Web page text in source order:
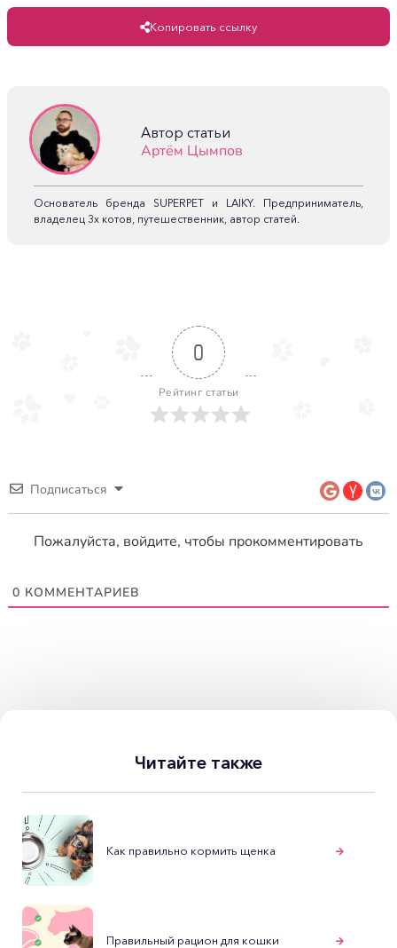
Копировать ссылку
Автор статьи
Артём Цымпов
Основатель бренда SUPERPET и LAIKY. Предприниматель,
владелец 3х котов, путешественник, автор статей.
0
Рейтинг статьи
Подписаться
Пожалуйста, войдите, чтобы прокомментировать
0 КОММЕНТАРИЕВ
Читайте также
Как правильно кормить щенка
Правильный рацион для кошки